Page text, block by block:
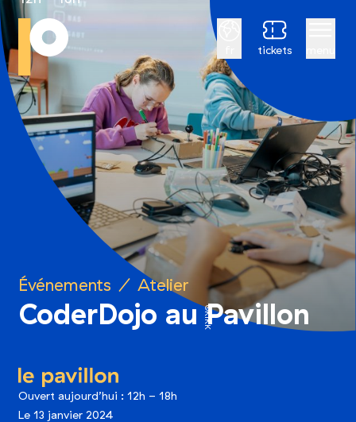
Françaistickets
©KIKK
Événements / Atelier
CoderDojo au Pavillon
le pavillon
Ouvert aujourd’hui : 12h - 18h
Le 13 janvier 2024